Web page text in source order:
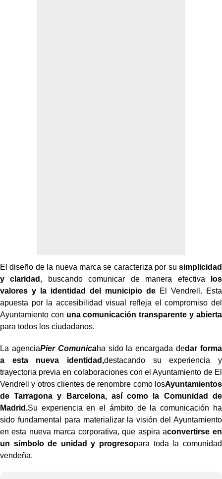
El diseño de la nueva marca se caracteriza por su simplicidad
y claridad , buscando comunicar de manera efectiva
los
valores y la identidad del municipio deEl Vendrell. Esta
apuesta por la accesibilidad visual refleja el compromiso del
Ayuntamiento con una comunicación transparente y abierta
para todos los ciudadanos.
La agenciaPier Comunicaha sido la encargada dedar forma
a esta nueva identidad,destacando su experiencia y
trayectoria previa en colaboraciones con el Ayuntamiento de El
Vendrell y otros clientes de renombre como losAyuntamientos
de Tarragona y Barcelona, así como la Comunidad de
Madrid.Su experiencia en el ámbito de la comunicación ha
sido fundamental para materializar la visión del Ayuntamiento
en esta nueva marca corporativa, que aspira aconvertirse en
un símbolo de unidad y progresopara toda la comunidad
vendeña.